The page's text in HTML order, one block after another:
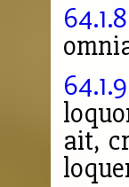
64.1.8
64.1.9
ait,